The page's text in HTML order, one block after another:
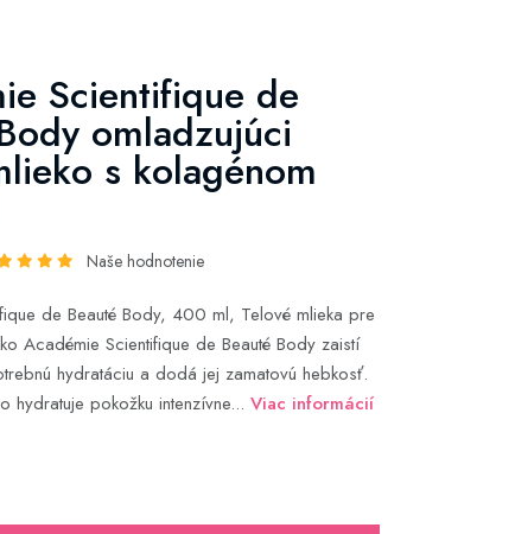
Scientifique de
omladzujúci
s kolagénom
Naše hodnotenie
de Beauté Body, 400 ml, Telové mlieka pre
Académie Scientifique de Beauté Body zaistí
hydratáciu a dodá jej zamatovú hebkosť.
hydratuje pokožku intenzívne... Viac informácií